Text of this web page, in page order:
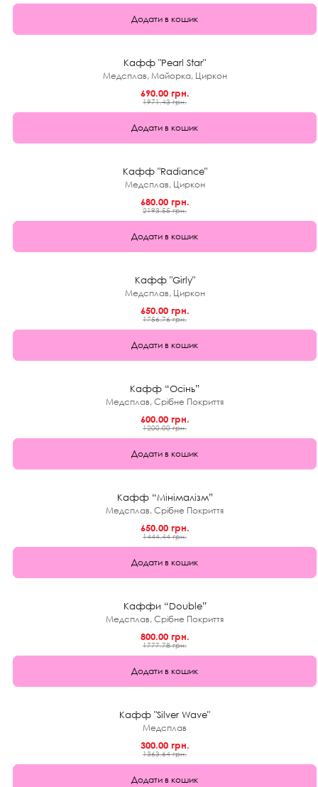
Додати в кошик
Кафф "Pearl Star"
Медсплав, Майорка, Циркон
690.00 грн.
1971.43 грн.
Додати в кошик
Кафф "Radiance"
Медсплав, Циркон
680.00 грн.
2193.55 грн.
Додати в кошик
Кафф "Girly"
Медсплав, Циркон
650.00 грн.
1756.76 грн.
Додати в кошик
Кафф “Осінь”
Медсплав, Срібне Покриття
600.00 грн.
1200.00 грн.
Додати в кошик
Кафф “Мінімалізм”
Медсплав, Срібне Покриття
650.00 грн.
1444.44 грн.
Додати в кошик
Каффи “Double”
Медсплав, Срібне Покриття
800.00 грн.
1777.78 грн.
Додати в кошик
Кафф "Silver Wave"
Медсплав
300.00 грн.
1363.64 грн.
Додати в кошик